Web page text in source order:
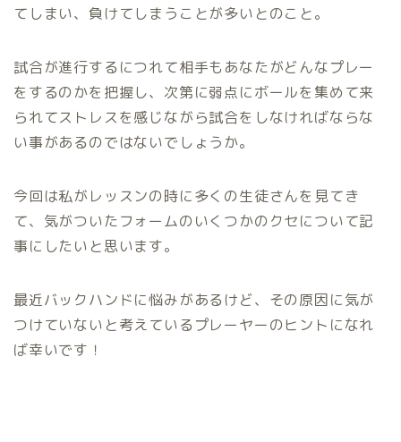
てしまい、負けてしまうことが多いとのこと。
試合が進行するにつれて相手もあなたがどんなプレー
をするのかを把握し、次第に弱点にボールを集めて来
られてストレスを感じながら試合をしなければならな
い事があるのではないでしょうか。
今回は私がレッスンの時に多くの生徒さんを見てき
て、気がついたフォームのいくつかのクセについて記
事にしたいと思います。
最近バックハンドに悩みがあるけど、その原因に気が
つけていないと考えているプレーヤーのヒントになれ
ば幸いです！